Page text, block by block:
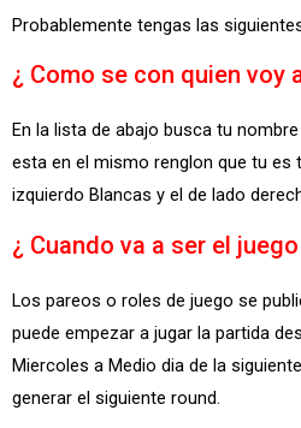
Probablemente tengas las
¿ Como se con quien voy
En la lista de abajo busca tu
esta en el mismo renglon que tu es
izquierdo Blancas y el de lado
¿ Cuando va a ser el
Los pareos o roles de juego se
puede empezar a jugar la partida
Miercoles a Medio dia de la
generar el siguiente round.